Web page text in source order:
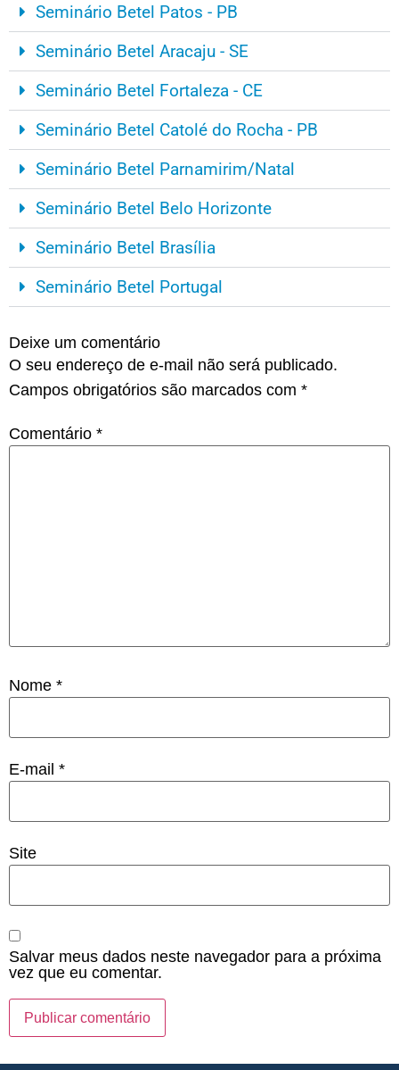
Seminário Betel Patos - PB
Seminário Betel Aracaju - SE
Seminário Betel Fortaleza - CE
Seminário Betel Catolé do Rocha - PB
Seminário Betel Parnamirim/Natal
Seminário Betel Belo Horizonte
Seminário Betel Brasília
Seminário Betel Portugal
Deixe um comentário
O seu endereço de e-mail não será publicado.
Campos obrigatórios são marcados com *
Comentário *
Nome *
E-mail *
Site
Salvar meus dados neste navegador para a próxima
vez que eu comentar.